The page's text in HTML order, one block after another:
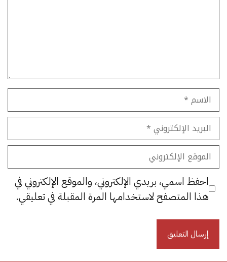
الاسم
البريد
الإلكتروني
الموقع
الإلكتروني
احفظ اسمي، بريدي الإلكتروني، والموقع الإلكتروني في
هذا المتصفح لاستخدامها المرة المقبلة في تعليقي.